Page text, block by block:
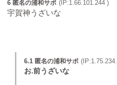
6 匿名の浦和サポ (IP:1.66.101.244 )
宇賀神うざいな
6.1 匿名の浦和サポ
お.前うざいな